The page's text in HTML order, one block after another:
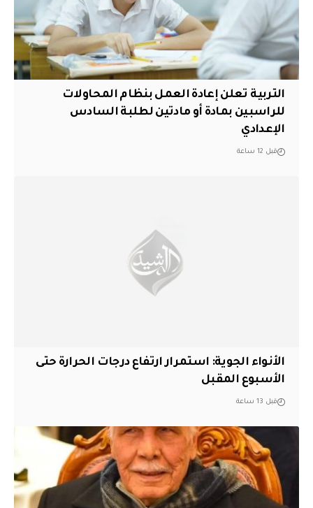
التربية تعلن إعادة العمل بنظام المحاولات
للراسبين بمادة أو مادتين لطلبة السادس
الإعدادي
قبل 12 ساعة
الأنواء الجوية: استمرار ارتفاع درجات الحرارة حتى
الأسبوع المقبل
قبل 13 ساعة